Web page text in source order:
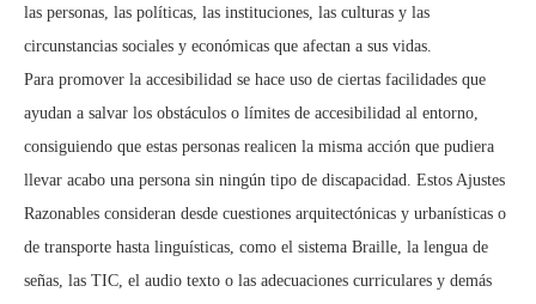
las personas, las políticas, las instituciones, las culturas y las
circunstancias sociales y económicas que afectan a sus vidas.
Para promover la accesibilidad se hace uso de ciertas facilidades que
ayudan a salvar los obstáculos o límites de accesibilidad al entorno,
consiguiendo que estas personas realicen la misma acción que pudiera
llevar acabo una persona sin ningún tipo de discapacidad. Estos Ajustes
Razonables consideran desde cuestiones arquitectónicas y urbanísticas o
de transporte hasta linguísticas, como el sistema Braille, la lengua de
señas, las TIC, el audio texto o las adecuaciones curriculares y demás